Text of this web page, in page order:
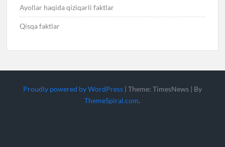
Ayollar haqida qiziqarli faktlar
Qisqa faktlar
Proudly powered by WordPress | Theme: TimesNews | By
ThemeSpiral.com.